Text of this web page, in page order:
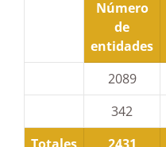
Número
de
entidades
2089
342